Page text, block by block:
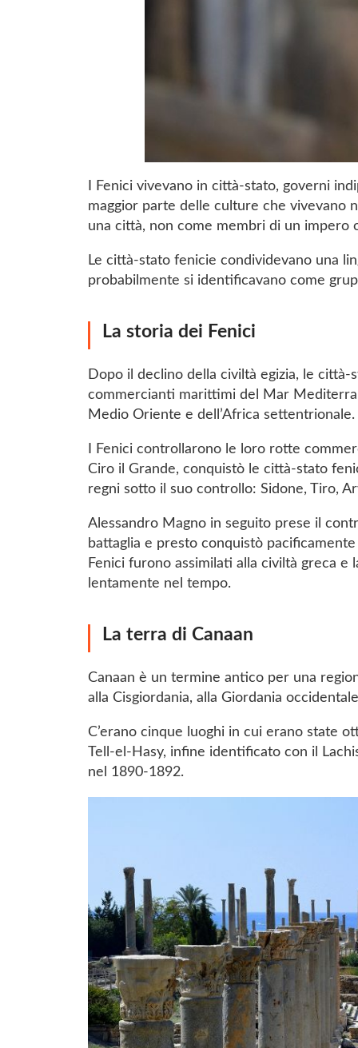
I Fenici vivevano in città-stato, governi
maggior parte delle culture che vivevano
una città, non come membri di un impero
Le città-stato fenicie condividevano una
probabilmente si identificavano come
La storia dei Fenici
Dopo il declino della civiltà egizia, le
commercianti marittimi del Mar
Medio Oriente e dell’Africa settentrionale.
I Fenici controllarono le loro rotte
Ciro il Grande, conquistò le città-stato
regni sotto il suo controllo: Sidone, Tiro,
Alessandro Magno in seguito prese il
battaglia e presto conquistò
Fenici furono assimilati alla civiltà greca
lentamente nel tempo.
La terra di Canaan
Canaan è un termine antico per una
alla Cisgiordania, alla Giordania
C’erano cinque luoghi in cui erano state
Tell-el-Hasy, infine identificato con il
nel 1890-1892.